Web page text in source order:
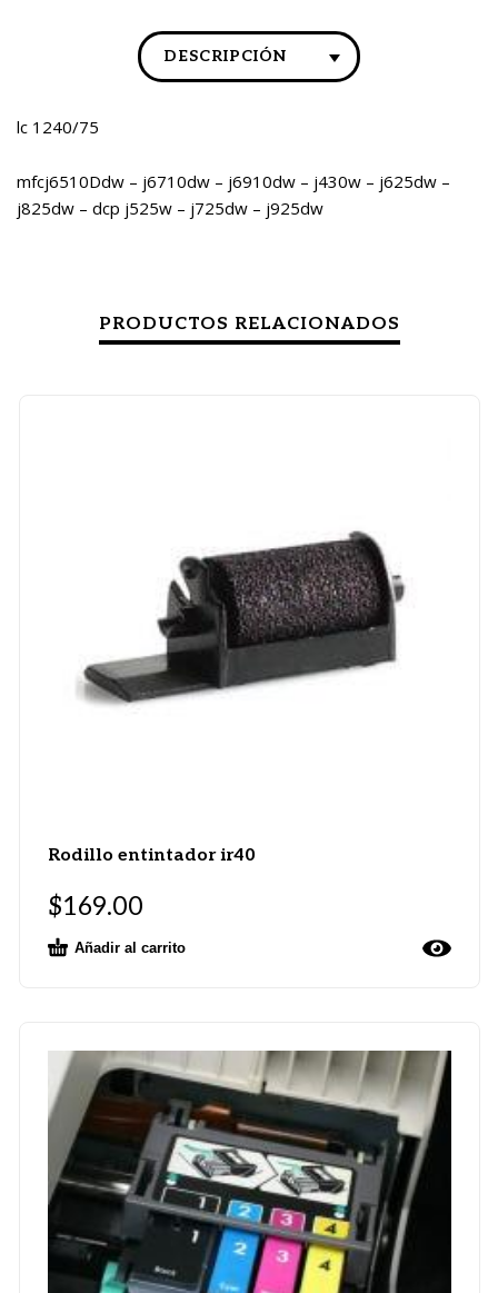
DESCRIPCIÓN
lc 1240/75
mfcj6510Ddw – j6710dw – j6910dw – j430w – j625dw –
j825dw – dcp j525w – j725dw – j925dw
PRODUCTOS RELACIONADOS
Rodillo entintador ir40
$169.00
Añadir al carrito